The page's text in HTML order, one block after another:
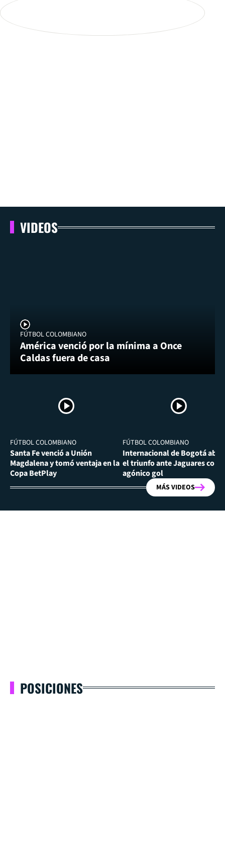
VIDEOS
FÚTBOL COLOMBIANO
América venció por la mínima a Once
Caldas fuera de casa
FÚTBOL COLOMBIANO
Santa Fe venció a Unión
Magdalena y tomó ventaja en la
Copa BetPlay
FÚTBOL COLOMBIANO
Internacional de Bogotá
el triunfo ante Jaguares con
agónico gol
MÁS VIDEOS
POSICIONES